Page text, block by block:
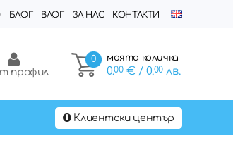
БЛОГ ВЛОГ ЗА НАС КОНТАКТИ
0 моята количка
0.00€ / 0.00лв.
профил
Клиентски център